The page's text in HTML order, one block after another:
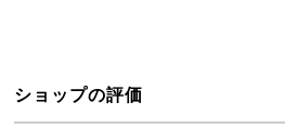
ショップの評価